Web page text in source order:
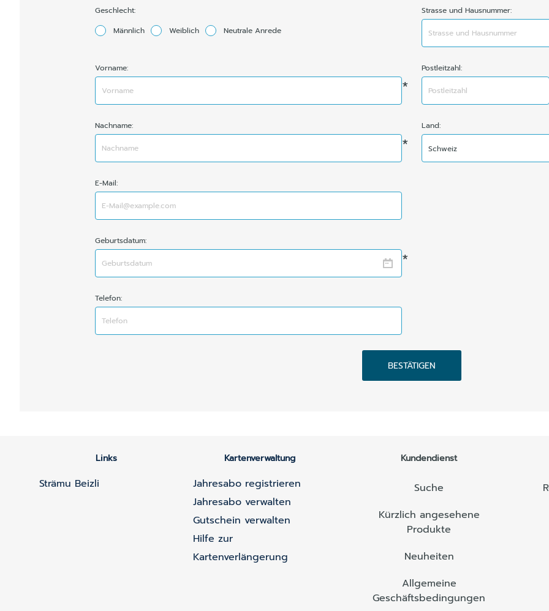
Geschlecht:
Männlich
Weiblich Neutrale Anrede
Vorname:
*
Nachname:
*
Strasse und Hausnummer:
Postleitzahl:
Land:
Schweiz
E-Mail:
Geburtsdatum:
*
Telefon:
BESTÄTIGEN
Links
Strämu Beizli
Kartenverwaltung
Jahresabo registrieren
Jahresabo verwalten
Gutschein verwalten
Hilfe zur
Kartenverlängerung
Kundendienst
Suche
Kürzlich angesehene
Produkte
Neuheiten
Allgemeine
Geschäftsbedingungen